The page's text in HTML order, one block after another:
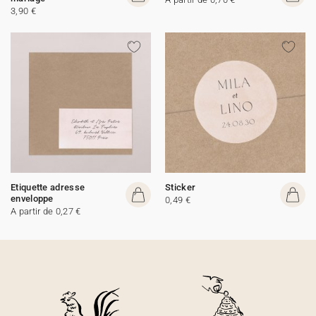
3,90 €
Etiquette adresse
enveloppe
A partir de 0,27 €
Sticker
0,49 €